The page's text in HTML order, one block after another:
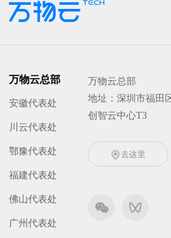
万物云总部
安徽代表处
川云代表处
鄂豫代表处
福建代表处
佛山代表处
广州代表处
万物云总部
地址：深圳市福田
创智云中心T3
去这里